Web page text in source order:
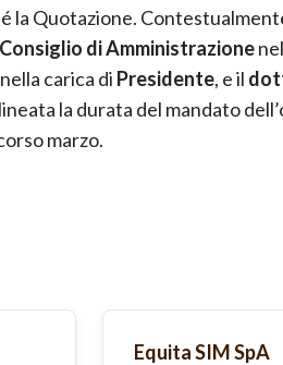
la Quotazione.
Consiglio di Amministrazione
carica di Presidente, e il
la durata del mandato
marzo.
Equita SIM SpA